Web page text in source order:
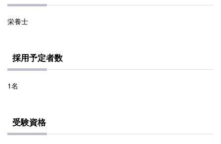
栄養士
採用予定者数
1名
受験資格